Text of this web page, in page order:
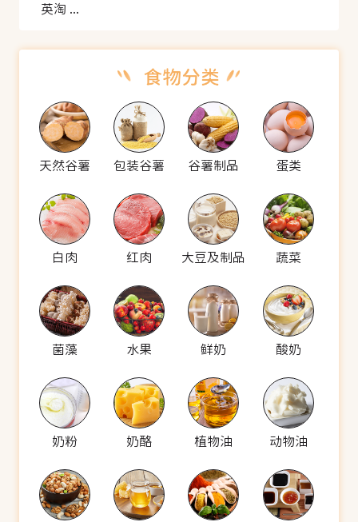
英淘 蔓越莓蛋糕
天然谷薯 包装谷薯 谷薯制品 蛋类
白肉 红肉 大豆及制品 蔬菜
菌藻 水果 鲜奶 酸奶
奶粉 奶酪 植物油 动物油